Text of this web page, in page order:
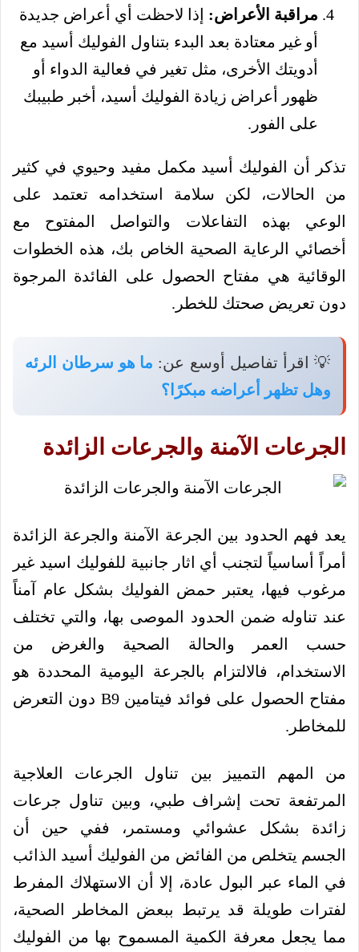
مراقبة الأعراض: إذا لاحظت أي أعراض جديدة
أو غير معتادة بعد البدء بتناول الفوليك أسيد مع
أدويتك الأخرى، مثل تغير في فعالية الدواء أو
ظهور أعراض زيادة الفوليك أسيد، أخبر طبيبك
على الفور.
تذكر أن الفوليك أسيد مكمل مفيد وحيوي في كثير
من الحالات، لكن سلامة استخدامه تعتمد على
الوعي بهذه التفاعلات والتواصل المفتوح مع
أخصائي الرعاية الصحية الخاص بك، هذه الخطوات
الوقائية هي مفتاح الحصول على الفائدة المرجوة
دون تعريض صحتك للخطر.
💡 اقرأ تفاصيل أوسع عن: ما هو سرطان الرئه
وهل تظهر أعراضه مبكرًا؟
الجرعات الآمنة والجرعات الزائدة
يعد فهم الحدود بين الجرعة الآمنة والجرعة الزائدة
أمراً أساسياً لتجنب أي اثار جانبية للفوليك اسيد غير
مرغوب فيها، يعتبر حمض الفوليك بشكل عام آمناً
عند تناوله ضمن الحدود الموصى بها، والتي تختلف
حسب العمر والحالة الصحية والغرض من
الاستخدام، فالالتزام بالجرعة اليومية المحددة هو
مفتاح الحصول على فوائد فيتامين B9 دون التعرض
للمخاطر.
من المهم التمييز بين تناول الجرعات العلاجية
المرتفعة تحت إشراف طبي، وبين تناول جرعات
زائدة بشكل عشوائي ومستمر، ففي حين أن
الجسم يتخلص من الفائض من الفوليك أسيد الذائب
في الماء عبر البول عادة، إلا أن الاستهلاك المفرط
لفترات طويلة قد يرتبط ببعض المخاطر الصحية،
مما يجعل معرفة الكمية المسموح بها من الفوليك